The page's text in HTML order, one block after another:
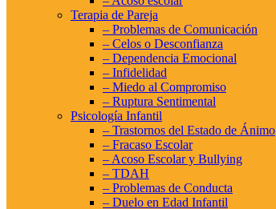
Terapia de Pareja
– Problemas de Comunicación
– Celos o Desconfianza
– Dependencia Emocional
– Infidelidad
– Miedo al Compromiso
– Ruptura Sentimental
Psicología Infantil
– Trastornos del Estado de Ánimo
– Fracaso Escolar
– Acoso Escolar y Bullying
– TDAH
– Problemas de Conducta
– Duelo en Edad Infantil